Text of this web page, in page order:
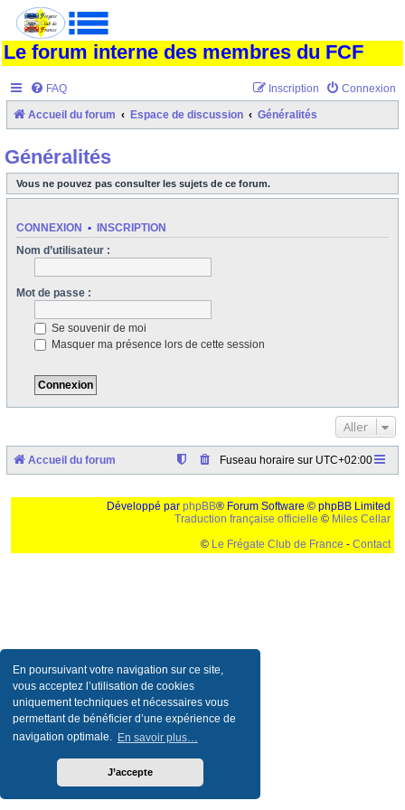
En poursuivant votre navigation sur ce site,
vous acceptez l’utilisation de cookies
uniquement techniques et nécessaires vous
permettant de bénéficier d’une expérience de
navigation optimale. En savoir plus…
J’accepte
Le forum interne des membres du FCF
FAQ Connexion
Inscription
Accueil du forum Espace de discussion Généralités
Généralités
Vous ne pouvez pas consulter les sujets de ce forum.
CONNEXION • INSCRIPTION
Nom d’utilisateur :
Mot de passe :
Se souvenir de moi
Masquer ma présence lors de cette session
Aller
Accueil du forum Fuseau horaire sur UTC+02:00
Développé par phpBB® Forum Software © phpBB Limited
Traduction française officielle © Miles Cellar
© Le Frégate Club de France - Contact